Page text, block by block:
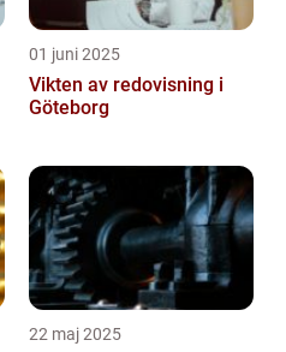
01 juni 2025
Vikten av redovisning i
Göteborg
22 maj 2025